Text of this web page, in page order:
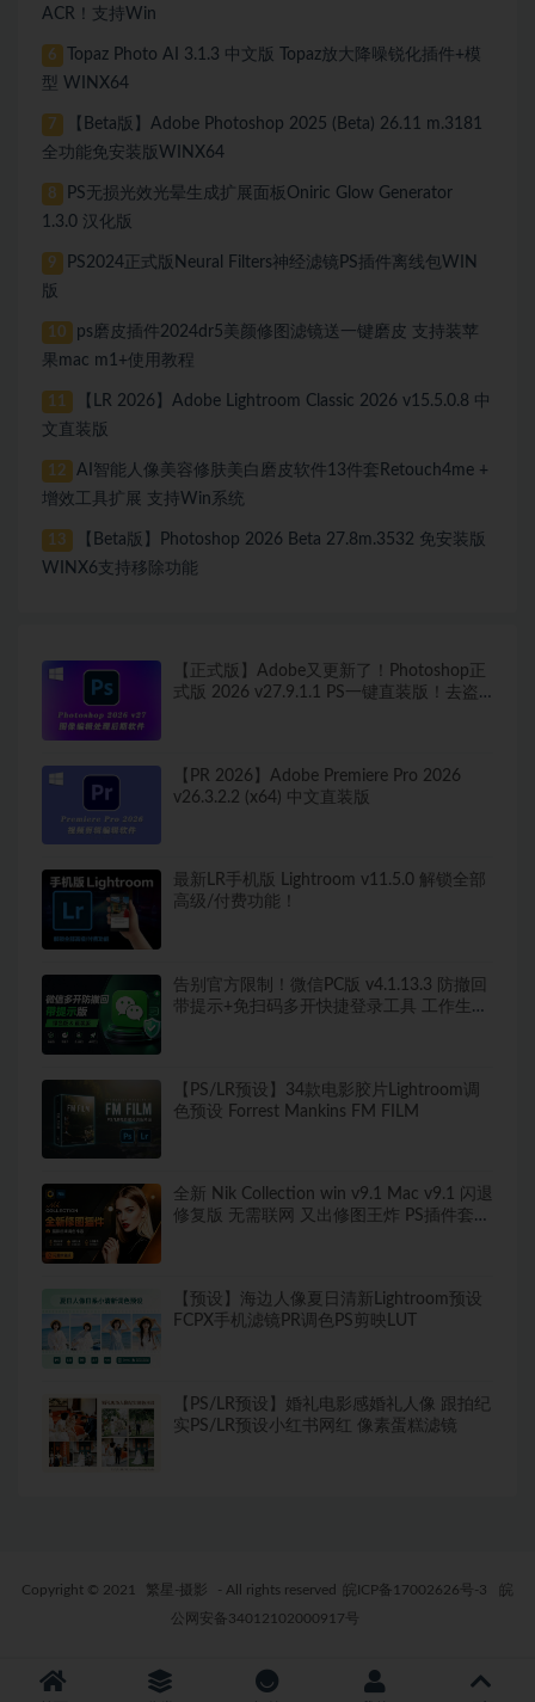
ACR！支持Win
6
Topaz Photo AI 3.1.3 中文版 Topaz放大降噪锐化插件+模
型 WINX64
7
【Beta版】Adobe Photoshop 2025 (Beta) 26.11 m.3181
全功能免安装版WINX64
8
PS无损光效光晕生成扩展面板Oniric Glow Generator
1.3.0 汉化版
9
PS2024正式版Neural Filters神经滤镜PS插件离线包WIN
版
10
ps磨皮插件2024dr5美颜修图滤镜送一键磨皮 支持装苹
果mac m1+使用教程
11
【LR 2026】Adobe Lightroom Classic 2026 v15.5.0.8 中
文直装版
12
AI智能人像美容修肤美白磨皮软件13件套Retouch4me +
增效工具扩展 支持Win系统
13
【Beta版】Photoshop 2026 Beta 27.8m.3532 免安装版
WINX6支持移除功能
【正式版】Adobe又更新了！Photoshop正
式版 2026 v27.9.1.1 PS一键直装版！去盗
【PR 2026】Adobe Premiere Pro 2026
v26.3.2.2 (x64) 中文直装版
最新LR手机版 Lightroom v11.5.0 解锁全部
高级/付费功能！
告别官方限制！微信PC版 v4.1.13.3 防撤回
带提示+免扫码多开快捷登录工具 工作生活
【PS/LR预设】34款电影胶片Lightroom调
色预设 Forrest Mankins FM FILM
全新 Nik Collection win v9.1 Mac v9.1 闪退
修复版 无需联网 又出修图王炸 PS插件套装
【预设】海边人像夏日清新Lightroom预设
FCPX手机滤镜PR调色PS剪映LUT
【PS/LR预设】婚礼电影感婚礼人像 跟拍纪
实PS/LR预设小红书网红 像素蛋糕滤镜
Copyright © 2021 繁星-摄影 - All rights reserved 皖ICP备17002626号-3
皖
公网安备34012102000917号